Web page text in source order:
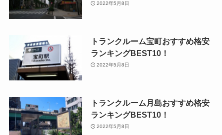
2022年5月8日
トランクルーム宝町おすすめ格安
ランキングBEST10！
2022年5月8日
トランクルーム月島おすすめ格安
ランキングBEST10！
2022年5月8日